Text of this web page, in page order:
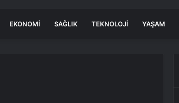
EKONOMI SAĞLIK TEKNOLOJI YAŞAM